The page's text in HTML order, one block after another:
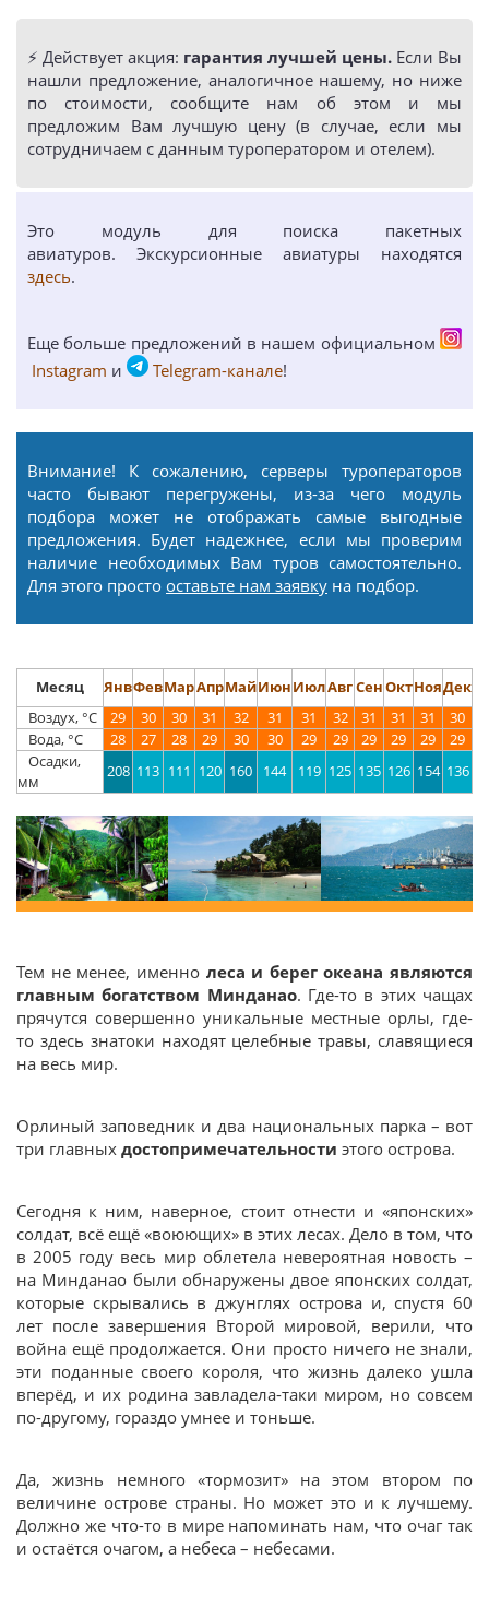
⚡️ Действует акция: гарантия лучшей цены. Если Вы
нашли предложение, аналогичное нашему, но ниже
по стоимости, сообщите нам об этом и мы
предложим Вам лучшую цену (в случае, если мы
сотрудничаем с данным туроператором и отелем).
Это модуль для поиска пакетных
авиатуров. Экскурсионные авиатуры находятся
здесь.
Еще больше предложений в нашем официальном
Instagram и Telegram-канале!
Внимание! К сожалению, серверы туроператоров
часто бывают перегружены, из-за чего модуль
подбора может не отображать самые выгодные
предложения. Будет надежнее, если мы проверим
наличие необходимых Вам туров самостоятельно.
Для этого просто оставьте нам заявку на подбор.
Месяц ЯнвФевМарАпрМайИюнИюлАвгСенОктНояДек
Воздух, °С
29 30 30 31 32 31 31 32 31 31 31
30
Вода, °С
28 27 28 29 30 30 29 29 29 29 29
29
Осадки,
мм
208 113 111 120 160 144 119 125 135 126 154 136
Тем не менее, именно леса и берег океана являются
главным богатством Минданао. Где-то в этих чащах
прячутся совершенно уникальные местные орлы, где-
то здесь знатоки находят целебные травы, славящиеся
на весь мир.
Орлиный заповедник и два национальных парка – вот
три главных достопримечательности этого острова.
Сегодня к ним, наверное, стоит отнести и «японских»
солдат, всё ещё «воюющих» в этих лесах. Дело в том, что
в 2005 году весь мир облетела невероятная новость –
на Минданао были обнаружены двое японских солдат,
которые скрывались в джунглях острова и, спустя 60
лет после завершения Второй мировой, верили, что
война ещё продолжается. Они просто ничего не знали,
эти поданные своего короля, что жизнь далеко ушла
вперёд, и их родина завладела-таки миром, но совсем
по-другому, гораздо умнее и тоньше.
Да, жизнь немного «тормозит» на этом втором по
величине острове страны. Но может это и к лучшему.
Должно же что-то в мире напоминать нам, что очаг так
и остаётся очагом, а небеса – небесами.